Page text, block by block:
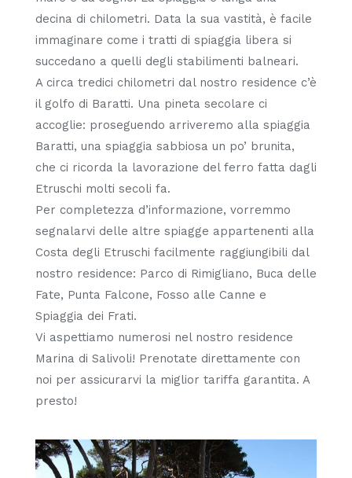
decina di chilometri. Data la sua vastità, è facile
immaginare come i tratti di spiaggia libera si
succedano a quelli degli stabilimenti balneari.
A circa tredici chilometri dal nostro residence c’è
il golfo di Baratti. Una pineta secolare ci
accoglie: proseguendo arriveremo alla spiaggia
Baratti, una spiaggia sabbiosa un po’ brunita,
che ci ricorda la lavorazione del ferro fatta dagli
Etruschi molti secoli fa.
Per completezza d’informazione, vorremmo
segnalarvi delle altre spiagge appartenenti alla
Costa degli Etruschi facilmente raggiungibili dal
nostro residence: Parco di Rimigliano, Buca delle
Fate, Punta Falcone, Fosso alle Canne e
Spiaggia dei Frati.
Vi aspettiamo numerosi nel nostro residence
Marina di Salivoli! Prenotate direttamente con
noi per assicurarvi la miglior tariffa garantita. A
presto!